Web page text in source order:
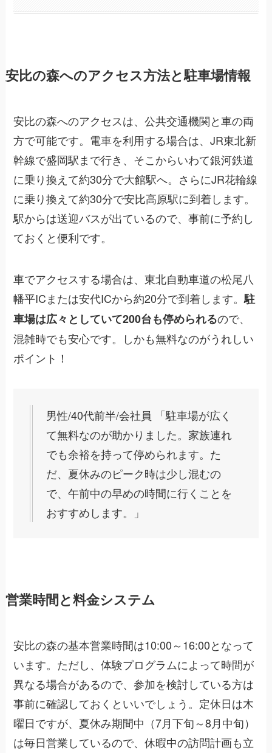
安比の森へのアクセス方法と駐車場情報
安比の森へのアクセスは、公共交通機関と車の両
方で可能です。電車を利用する場合は、JR東北新
幹線で盛岡駅まで行き、そこからいわて銀河鉄道
に乗り換えて約30分で大館駅へ。さらにJR花輪線
に乗り換えて約30分で安比高原駅に到着します。
駅からは送迎バスが出ているので、事前に予約し
ておくと便利です。
車でアクセスする場合は、東北自動車道の松尾八
幡平ICまたは安代ICから約20分で到着します。駐
車場は広々としていて200台も停められるので、
混雑時でも安心です。しかも無料なのがうれしい
ポイント！
男性/40代前半/会社員 「駐車場が広く
て無料なのが助かりました。家族連れ
でも余裕を持って停められます。た
だ、夏休みのピーク時は少し混むの
で、午前中の早めの時間に行くことを
おすすめします。」
営業時間と料金システム
安比の森の基本営業時間は10:00～16:00となって
います。ただし、体験プログラムによって時間が
異なる場合があるので、参加を検討している方は
事前に確認しておくといいでしょう。定休日は木
曜日ですが、夏休み期間中（7月下旬～8月中旬）
は毎日営業しているので、休暇中の訪問計画も立